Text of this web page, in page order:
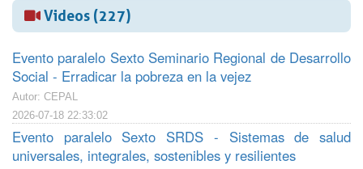
Videos (227)
Evento paralelo Sexto Seminario Regional de Desarrollo
Social - Erradicar la pobreza en la vejez
Autor: CEPAL
2026-07-18 22:33:02
Evento paralelo Sexto SRDS - Sistemas de salud
universales, integrales, sostenibles y resilientes